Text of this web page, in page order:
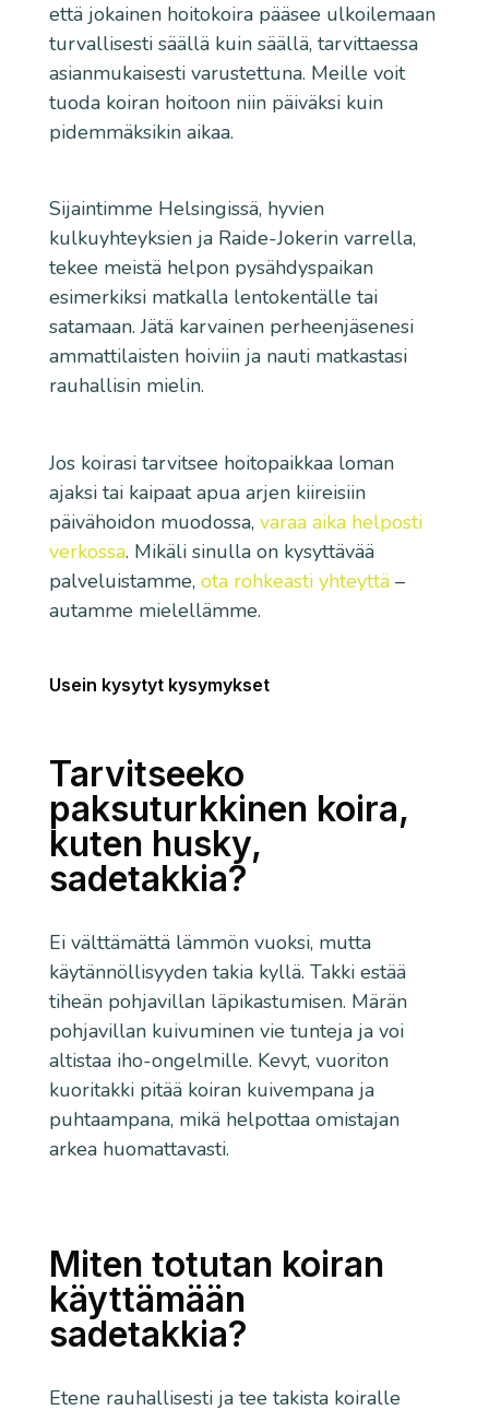
että jokainen hoitokoira pääsee ulkoilemaan
turvallisesti säällä kuin säällä, tarvittaessa
asianmukaisesti varustettuna. Meille voit
tuoda koiran hoitoon niin päiväksi kuin
pidemmäksikin aikaa.
Sijaintimme Helsingissä, hyvien
kulkuyhteyksien ja Raide-Jokerin varrella,
tekee meistä helpon pysähdyspaikan
esimerkiksi matkalla lentokentälle tai
satamaan. Jätä karvainen perheenjäsenesi
ammattilaisten hoiviin ja nauti matkastasi
rauhallisin mielin.
Jos koirasi tarvitsee hoitopaikkaa loman
ajaksi tai kaipaat apua arjen kiireisiin
päivähoidon muodossa, varaa aika helposti
verkossa. Mikäli sinulla on kysyttävää
palveluistamme, ota rohkeasti yhteyttä–
autamme mielellämme.
Usein kysytyt kysymykset
Tarvitseeko
paksuturkkinen koira,
kuten husky,
sadetakkia?
Ei välttämättä lämmön vuoksi, mutta
käytännöllisyyden takia kyllä. Takki estää
tiheän pohjavillan läpikastumisen. Märän
pohjavillan kuivuminen vie tunteja ja voi
altistaa iho-ongelmille. Kevyt, vuoriton
kuoritakki pitää koiran kuivempana ja
puhtaampana, mikä helpottaa omistajan
arkea huomattavasti.
Miten totutan koiran
käyttämään
sadetakkia?
Etene rauhallisesti ja tee takista koiralle